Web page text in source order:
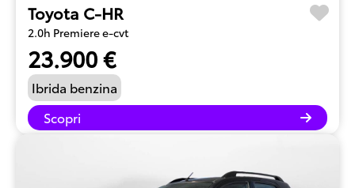
Toyota C-HR
2.0h Premiere e-cvt
23.900 €
Ibrida benzina
Scopri